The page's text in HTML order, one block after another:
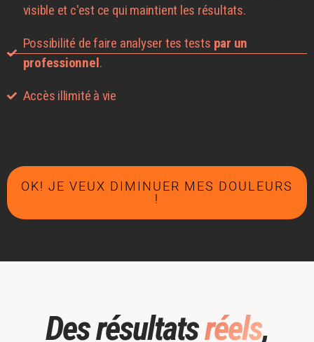
visible et c'est ce qui maintient les résultats.
Possibilité de faire analyser tes tests par un
professionnel.
Accès illimité à vie
OK! JE VEUX DIMINUER MES DOULEURS
!
Des résultatsréels,